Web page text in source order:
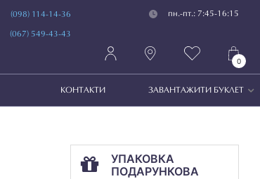
(098) 114-14-36
(067) 549-43-43
пн.-пт.: 7:45-16:15
0
КОНТАКТИ ЗАВАНТАЖИТИ БУКЛЕТ
УПАКОВКА
ПОДАРУНКОВА